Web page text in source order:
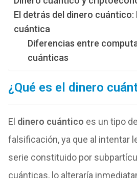
El detrás del dinero
cuántica
Diferencias entre
cuánticas
¿Qué es el dinero
El dinero cuántico es un tipo
falsificación, ya que al intentar
serie constituido por
cuánticas, lo alteraría